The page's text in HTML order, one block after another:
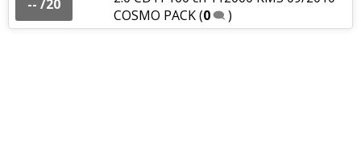
-- /20
COSMO PACK(0 )